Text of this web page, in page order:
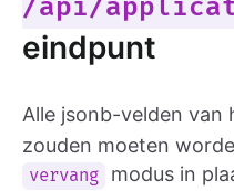
/api/
eindpunt
Alle jsonb-velden van
zouden moeten
vervang modus in